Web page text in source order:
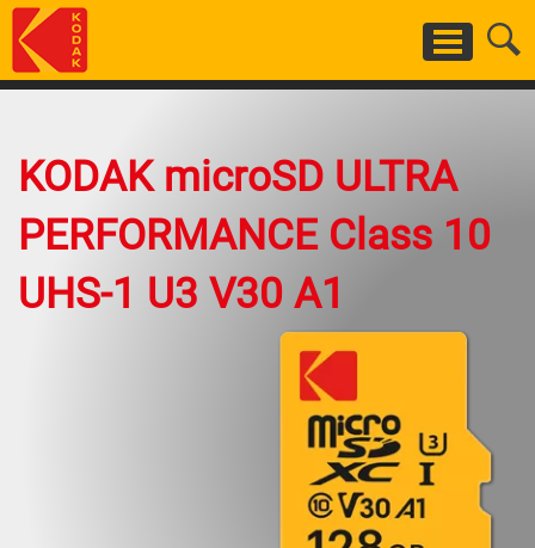
Salta
contenuto
KODAK microSD ULTRA
PERFORMANCE Class 10
UHS-1 U3 V30 A1